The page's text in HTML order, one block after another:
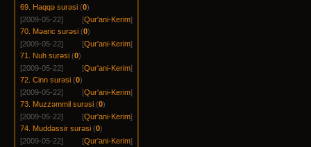
69. Haqqə surəsi (0)
[2009-05-22]
[Qur'ani-Kerim]
70. Məaric surəsi (0)
[2009-05-22]
[Qur'ani-Kerim]
71. Nuh surəsi (0)
[2009-05-22]
[Qur'ani-Kerim]
72. Cinn surəsi (0)
[2009-05-22]
[Qur'ani-Kerim]
73. Muzzəmmil surəsi (0)
[2009-05-22]
[Qur'ani-Kerim]
74. Muddəssir surəsi (0)
[2009-05-22]
[Qur'ani-Kerim]